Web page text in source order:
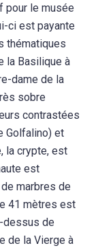
pour le musée
ci est payante
thématiques
la Basilique à
dame de la
sobre
contrastées
Golfalino) et
la crypte, est
est
marbres de
41 mètres est
dessus de
de la Vierge à